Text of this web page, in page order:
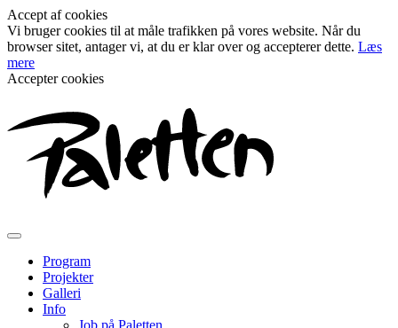
Accept af cookies
Vi bruger cookies til at måle trafikken på vores website. Når du
browser sitet, antager vi, at du er klar over og accepterer dette. Læs
mere
Accepter cookies
Program
Projekter
Galleri
Info
Job på Paletten